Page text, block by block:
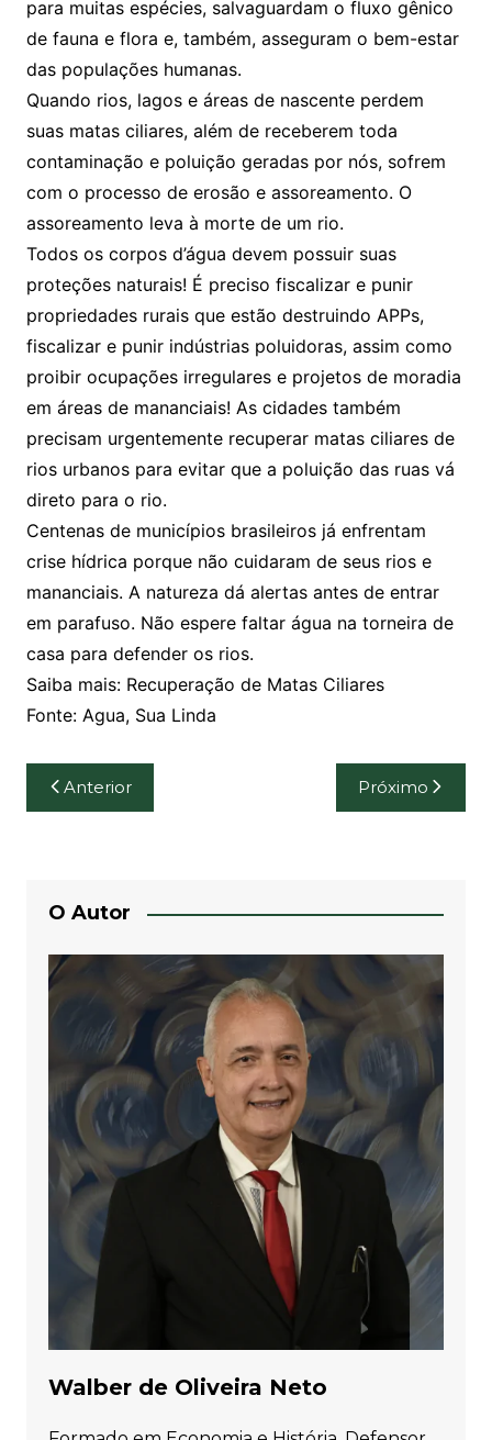
para muitas espécies, salvaguardam o fluxo gênico
de fauna e flora e, também, asseguram o bem-estar
das populações humanas.
Quando rios, lagos e áreas de nascente perdem
suas matas ciliares, além de receberem toda
contaminação e poluição geradas por nós, sofrem
com o processo de erosão e assoreamento. O
assoreamento leva à morte de um rio.
Todos os corpos d’água devem possuir suas
proteções naturais! É preciso fiscalizar e punir
propriedades rurais que estão destruindo APPs,
fiscalizar e punir indústrias poluidoras, assim como
proibir ocupações irregulares e projetos de moradia
em áreas de mananciais! As cidades também
precisam urgentemente recuperar matas ciliares de
rios urbanos para evitar que a poluição das ruas vá
direto para o rio.
Centenas de municípios brasileiros já enfrentam
crise hídrica porque não cuidaram de seus rios e
mananciais. A natureza dá alertas antes de entrar
em parafuso. Não espere faltar água na torneira de
casa para defender os rios.
Saiba mais: Recuperação de Matas Ciliares
Fonte: Agua, Sua Linda
Navegação
de
Anterior Próximo
O Autor
Walber de Oliveira Neto